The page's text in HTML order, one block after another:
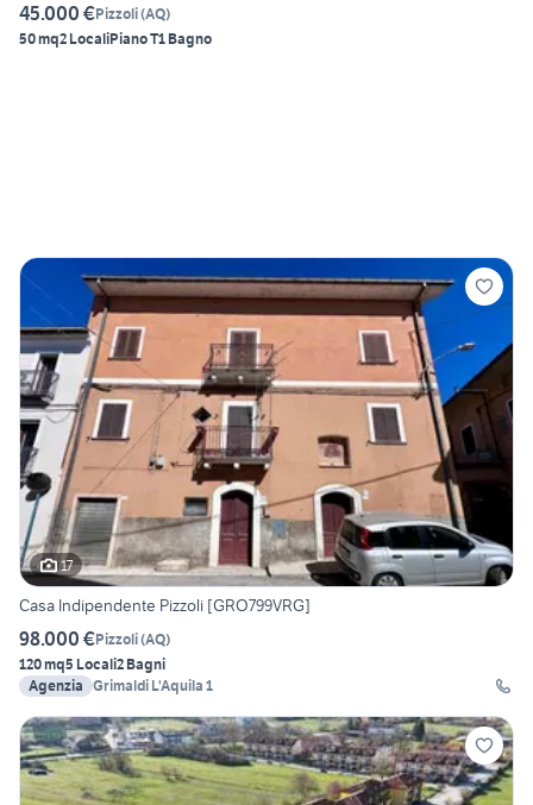
45.000 €Pizzoli(AQ)
50 mq2 LocaliPiano T1 Bagno
17
Casa Indipendente Pizzoli [GRO799VRG]
98.000 €Pizzoli(AQ)
120 mq5 Locali2 Bagni
Agenzia Grimaldi L'Aquila 1